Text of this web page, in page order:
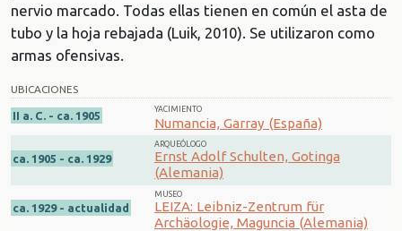
nervio marcado. Todas ellas tienen en común el asta de
tubo y la hoja rebajada (Luik, 2010). Se utilizaron como
armas ofensivas.
UBICACIONES
II a. C. - ca. 1905
YACIMIENTO
Numancia, Garray (España)
ca. 1905 - ca. 1929
ARQUEÓLOGO
Ernst Adolf Schulten, Gotinga
(Alemania)
ca. 1929 - actualidad
MUSEO
LEIZA: Leibniz-Zentrum für
Archäologie, Maguncia (Alemania)